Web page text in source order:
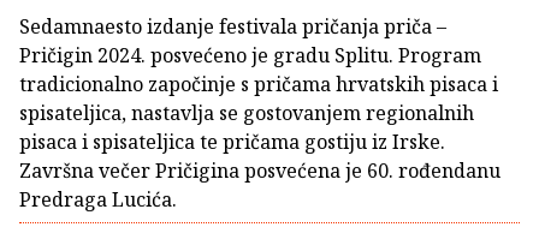
Sedamnaesto izdanje festivala pričanja priča –
Pričigin 2024. posvećeno je gradu Splitu. Program
tradicionalno započinje s pričama hrvatskih pisaca i
spisateljica, nastavlja se gostovanjem regionalnih
pisaca i spisateljica te pričama gostiju iz Irske.
Završna večer Pričigina posvećena je 60. rođendanu
Predraga Lucića.